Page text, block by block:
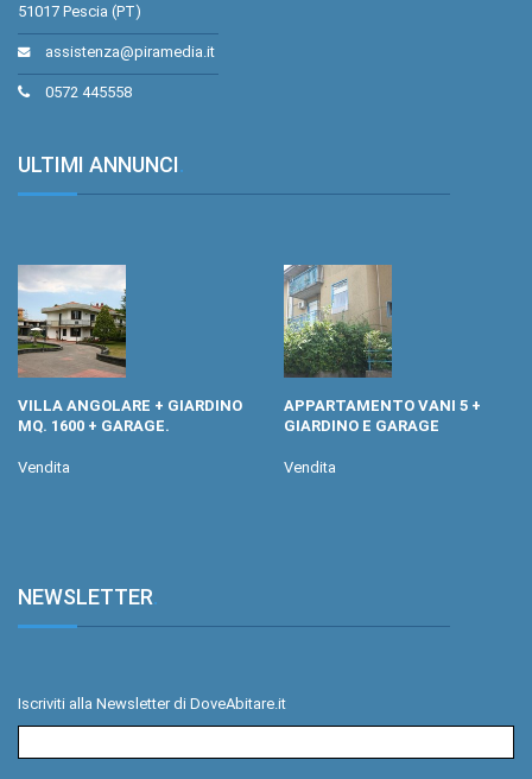
51017 Pescia (PT)
assistenza@piramedia.it
0572 445558
ULTIMI ANNUNCI.
VILLA ANGOLARE + GIARDINO
MQ. 1600 + GARAGE.
Vendita
APPARTAMENTO VANI 5 +
GIARDINO E GARAGE
Vendita
NEWSLETTER.
Iscriviti alla Newsletter di DoveAbitare.it